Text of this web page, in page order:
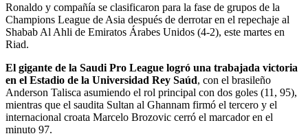
Ronaldo y compañía se clasificaron para la fase de grupos de la
Champions League de Asia después de derrotar en el repechaje al
Shabab Al Ahli de Emiratos Árabes Unidos (4-2), este martes en
Riad.
El gigante de la Saudi Pro League logró una trabajada victoria
en el Estadio de la Universidad Rey Saúd, con el brasileño
Anderson Talisca asumiendo el rol principal con dos goles (11, 95),
mientras que el saudita Sultan al Ghannam firmó el tercero y el
internacional croata Marcelo Brozovic cerró el marcador en el
minuto 97.